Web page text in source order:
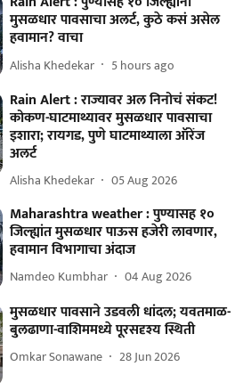
मुसळधार पावसाचा अलर्ट, कुठे कसं असेल
हवामान? वाचा
Alisha Khedekar 5 hours ago
Rain Alert : राज्यावर अल निनोचं संकट!
कोकण-घाटमाथ्यावर मुसळधार पावसाचा
इशारा; रायगड, पुणे घाटमाथ्याला ऑरेंज
अलर्ट
Alisha Khedekar 05 Aug 2026
Maharashtra weather : पुण्यासह १०
जिल्ह्यांत मुसळधार पाऊस हजेरी लावणार,
हवामान विभागाचा अंदाज
Namdeo Kumbhar 04 Aug 2026
मुसळधार पावसाने उडवली धांदल; यवतमाळ-
बुलढाणा-वाशिममध्ये पूरसदृश्य स्थिती
Omkar Sonawane 28 Jun 2026